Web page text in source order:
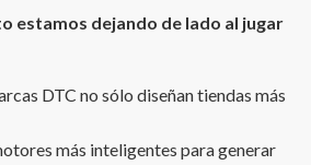
estamos dejando de lado al jugar
DTC no sólo diseñan tiendas más
más inteligentes para generar